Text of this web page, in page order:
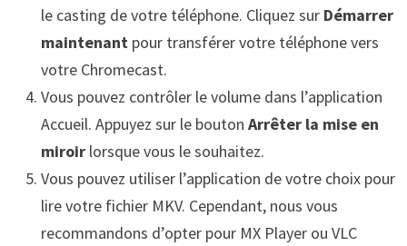
le casting de votre téléphone. Cliquez sur Démarrer
maintenantpour transférer votre téléphone vers
votre Chromecast.
Vous pouvez contrôler le volume dans l’application
Accueil. Appuyez sur le bouton Arrêter la mise en
miroirlorsque vous le souhaitez.
Vous pouvez utiliser l’application de votre choix pour
lire votre fichier MKV. Cependant, nous vous
recommandons d’opter pour MX Player ou VLC